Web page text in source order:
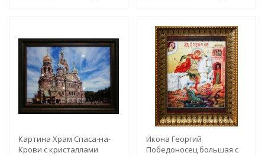
Картина Храм Спаса-на-
Крови с кристаллами
Икона Георгий
Победоносец большая с